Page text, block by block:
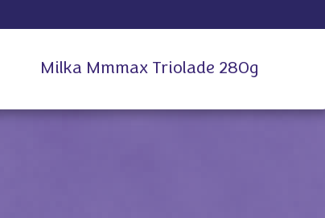
Milka Mmmax Triolade 280g